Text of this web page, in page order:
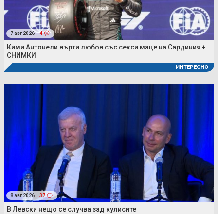
7 авг 2026 | 4
Кими Антонели върти любов със секси маце на Сардиния +
СНИМКИ
ИНТЕРЕСНО
8 авг 2026 | 37
В Левски нещо се случва зад кулисите